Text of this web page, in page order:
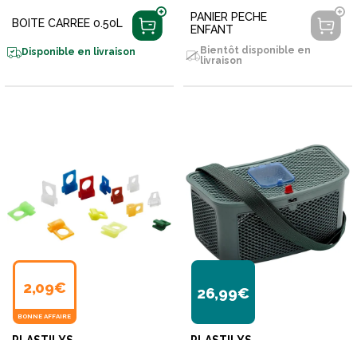
BOITE CARREE 0.50L
Disponible en livraison
PANIER PECHE
ENFANT
Bientôt disponible en
livraison
2,09€
BONNE AFFAIRE
26,99€